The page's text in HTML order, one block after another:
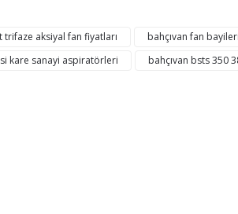
Bu ürüne ilk yorumu siz yapın!
trifaze aksiyal fan fiyatları bahçıvan fan bayileri
kare sanayi aspiratörleri bahçıvan bsts 350